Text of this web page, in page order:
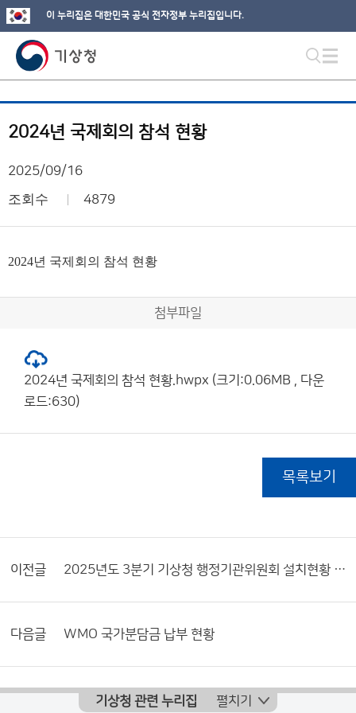
이 누리집은 대한민국 공식 전자정부 누리집입니다.
2024년 국제회의 참석 현황
2025/09/16
조회수 4879
2024년 국제회의 참석 현황
첨부파일
2024년 국제회의 참석 현황.hwpx (크기:0.06MB , 다운
로드:630)
목록보기
이전글 2025년도 3분기 기상청 행정기관위원회 설치현황 및 활동내역서
다음글 WMO 국가분담금 납부 현황
기상청 관련 누리집 펼치기